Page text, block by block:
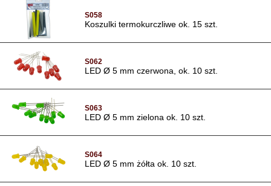
S058
Koszulki termokurczliwe ok. 15 szt.
S062
LED Ø 5 mm czerwona, ok. 10 szt.
S063
LED Ø 5 mm zielona ok. 10 szt.
S064
LED Ø 5 mm żółta ok. 10 szt.